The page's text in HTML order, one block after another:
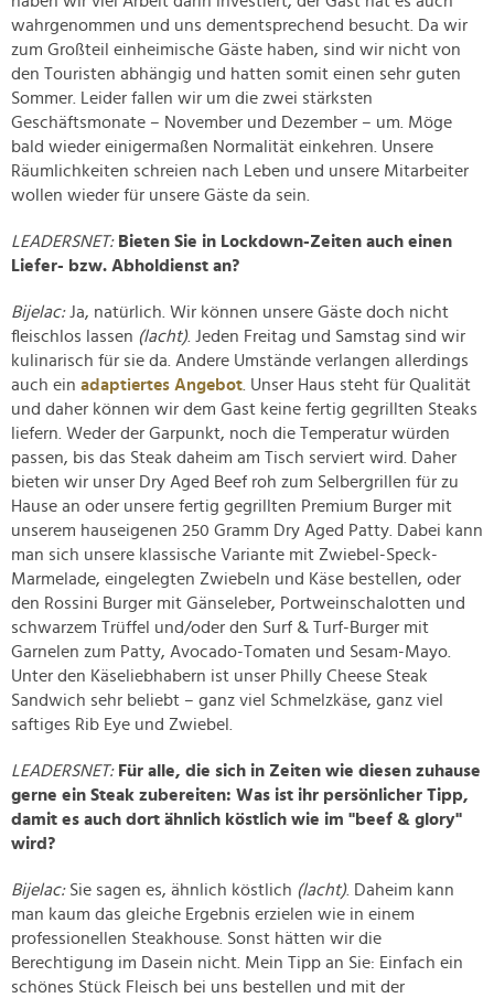
wahrgenommen und uns dementsprechend besucht. Da wir
zum Großteil einheimische Gäste haben, sind wir nicht von
den Touristen abhängig und hatten somit einen sehr guten
Sommer. Leider fallen wir um die zwei stärksten
Geschäftsmonate – November und Dezember – um. Möge
bald wieder einigermaßen Normalität einkehren. Unsere
Räumlichkeiten schreien nach Leben und unsere Mitarbeiter
wollen wieder für unsere Gäste da sein.
LEADERSNET: Bieten Sie in Lockdown-Zeiten auch einen
Liefer- bzw. Abholdienst an?
Bijelac:Ja, natürlich. Wir können unsere Gäste doch nicht
fleischlos lassen (lacht). Jeden Freitag und Samstag sind wir
kulinarisch für sie da. Andere Umstände verlangen allerdings
auch ein adaptiertes Angebot . Unser Haus steht für Qualität
und daher können wir dem Gast keine fertig gegrillten Steaks
liefern. Weder der Garpunkt, noch die Temperatur würden
passen, bis das Steak daheim am Tisch serviert wird. Daher
bieten wir unser Dry Aged Beef roh zum Selbergrillen für zu
Hause an oder unsere fertig gegrillten Premium Burger mit
unserem hauseigenen 250 Gramm Dry Aged Patty. Dabei kann
man sich unsere klassische Variante mit Zwiebel-Speck-
Marmelade, eingelegten Zwiebeln und Käse bestellen, oder
den Rossini Burger mit Gänseleber, Portweinschalotten und
schwarzem Trüffel und/oder den Surf & Turf-Burger mit
Garnelen zum Patty, Avocado-Tomaten und Sesam-Mayo.
Unter den Käseliebhabern ist unser Philly Cheese Steak
Sandwich sehr beliebt – ganz viel Schmelzkäse, ganz viel
saftiges Rib Eye und Zwiebel.
LEADERSNET: Für alle, die sich in Zeiten wie diesen zuhause
gerne ein Steak zubereiten: Was ist ihr persönlicher Tipp,
damit es auch dort ähnlich köstlich wie im "beef & glory"
wird?
Bijelac:Sie sagen es, ähnlich köstlich (lacht). Daheim kann
man kaum das gleiche Ergebnis erzielen wie in einem
professionellen Steakhouse. Sonst hätten wir die
Berechtigung im Dasein nicht. Mein Tipp an Sie: Einfach ein
schönes Stück Fleisch bei uns bestellen und mit der